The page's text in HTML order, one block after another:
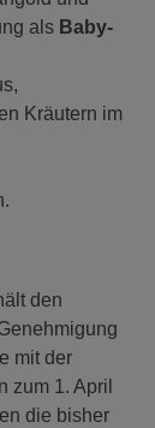
als Baby-
Kräutern im
den
mit der
zum 1. April
die bisher